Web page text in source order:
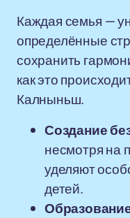
Каждая семья —
определённые
сохранить
как это
Калныньш.
Создание
несмотря на
уделяют
детей.